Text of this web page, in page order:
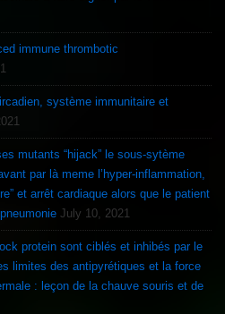
immune thrombotic
système immunitaire et
mutants “hijack” le sous-sytème
par là meme l’hyper-inflammation,
et arrêt cardiaque alors que le patient
July 10, 2021
protein sont ciblés et inhibés par le
limites des antipyrétiques et la force
: leçon de la chauve souris et de